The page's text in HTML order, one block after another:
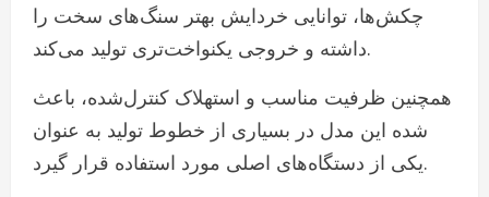
چکش‌ها، توانایی خردایش بهتر سنگ‌های سخت را
داشته و خروجی یکنواخت‌تری تولید می‌کند.
همچنین ظرفیت مناسب و استهلاک کنترل‌شده، باعث
شده این مدل در بسیاری از خطوط تولید به عنوان
یکی از دستگاه‌های اصلی مورد استفاده قرار گیرد.